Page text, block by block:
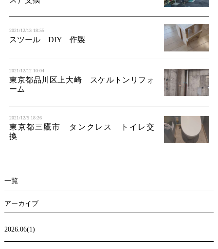
2021/12/13 18:55
スツール DIY 作製
2021/12/12 10:04
東京都品川区上大崎 スケルトンリフォ
ーム
2021/12/5 18:26
東京都三鷹市 タンクレス トイレ交
換
一覧
アーカイブ
2026.06(1)